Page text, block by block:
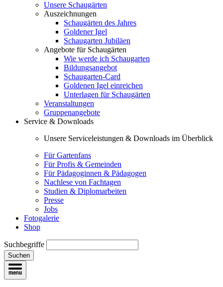
Unsere Schaugärten
Auszeichnungen
Schaugärten des Jahres
Goldener Igel
Schaugarten Jubiläen
Angebote für Schaugärten
Wie werde ich Schaugarten
Bildungsangebot
Schaugarten-Card
Goldenen Igel einreichen
Unterlagen für Schaugärten
Veranstaltungen
Gruppenangebote
Service & Downloads
Unsere Serviceleistungen & Downloads im Überblick
Für Gartenfans
Für Profis & Gemeinden
Für Pädagoginnen & Pädagogen
Nachlese von Fachtagen
Studien & Diplomarbeiten
Presse
Jobs
Fotogalerie
Shop
Suchbegriffe
Suchen